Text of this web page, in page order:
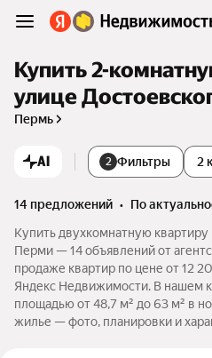
Купить 2-
улице
Пермь
AI 2 Фильтры 2
14 предложений •
по
Купить двухкомнатную квартиру
Перми — 14 объявлений от
продаже квартир по цене от 12
Яндекс Недвижимости. В нашем
площадью от 48,7 м² до 63 м² в
жилье — фото, планировки и